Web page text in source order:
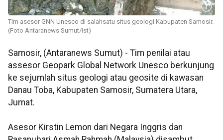
Tim asesor GNN Unesco di salahsatu situs geologi Kabupaten Samosir.
(Foto Antaranews Sumut/ist)
Samosir, (Antaranews Sumut) - Tim penilai atau
assesor Geopark Global Network Unesco berkunjung
ke sejumlah situs geologi atau geosite di kawasan
Danau Toba, Kabupaten Samosir, Sumatera Utara,
Jumat.
Asesor Kirstin Lemon dari Negara Inggris dan